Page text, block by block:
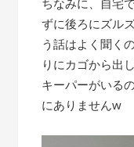
ちなみに、自宅
ずに後ろにズル
う話はよく聞く
りにカゴから出
キーパーがいる
にありませんw